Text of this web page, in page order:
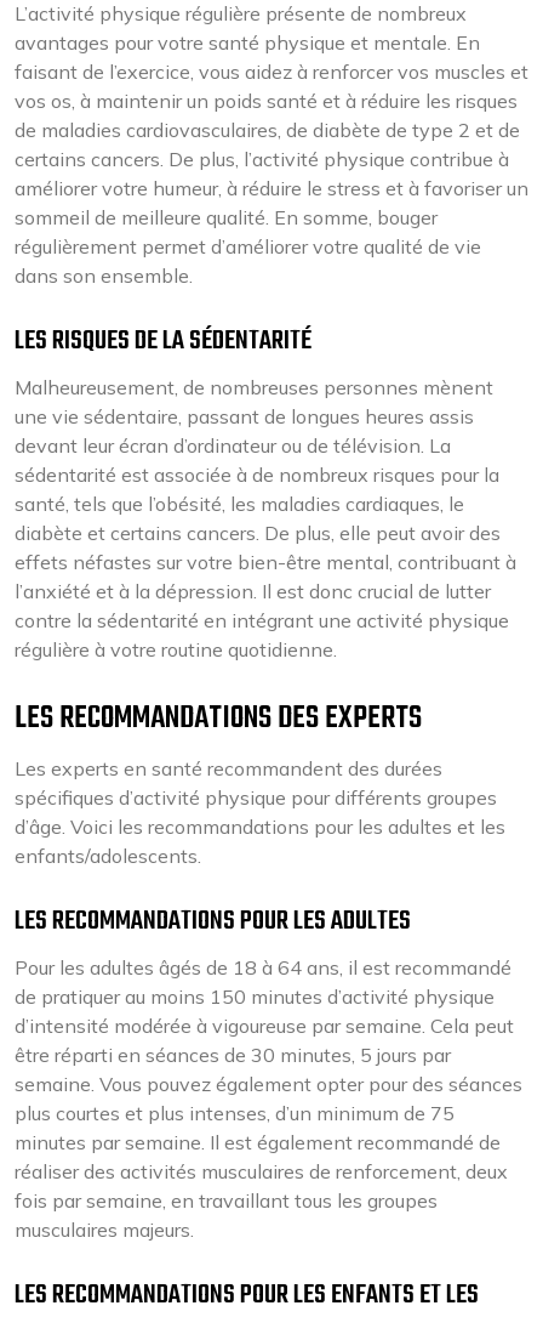
L’activité physique régulière présente de nombreux
avantages pour votre santé physique et mentale. En
faisant de l’exercice, vous aidez à renforcer vos muscles et
vos os, à maintenir un poids santé et à réduire les risques
de maladies cardiovasculaires, de diabète de type 2 et de
certains cancers. De plus, l’activité physique contribue à
améliorer votre humeur, à réduire le stress et à favoriser un
sommeil de meilleure qualité. En somme, bouger
régulièrement permet d’améliorer votre qualité de vie
dans son ensemble.
LES RISQUES DE LA SÉDENTARITÉ
Malheureusement, de nombreuses personnes mènent
une vie sédentaire, passant de longues heures assis
devant leur écran d’ordinateur ou de télévision. La
sédentarité est associée à de nombreux risques pour la
santé, tels que l’obésité, les maladies cardiaques, le
diabète et certains cancers. De plus, elle peut avoir des
effets néfastes sur votre bien-être mental, contribuant à
l’anxiété et à la dépression. Il est donc crucial de lutter
contre la sédentarité en intégrant une activité physique
régulière à votre routine quotidienne.
LES RECOMMANDATIONS DES EXPERTS
Les experts en santé recommandent des durées
spécifiques d’activité physique pour différents groupes
d’âge. Voici les recommandations pour les adultes et les
enfants/adolescents.
LES RECOMMANDATIONS POUR LES ADULTES
Pour les adultes âgés de 18 à 64 ans, il est recommandé
de pratiquer au moins 150 minutes d’activité physique
d’intensité modérée à vigoureuse par semaine. Cela peut
être réparti en séances de 30 minutes, 5 jours par
semaine. Vous pouvez également opter pour des séances
plus courtes et plus intenses, d’un minimum de 75
minutes par semaine. Il est également recommandé de
réaliser des activités musculaires de renforcement, deux
fois par semaine, en travaillant tous les groupes
musculaires majeurs.
LES RECOMMANDATIONS POUR LES ENFANTS ET LES